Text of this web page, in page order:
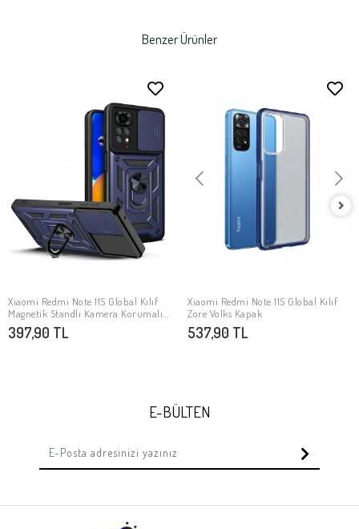
Benzer Ürünler
SEPETE EKLE
Xiaomi Redmi Note 11S Global Kılıf
Magnetik Standlı Kamera Korumalı
Zore Sürgülü Vega Kapak
397,90 TL
SEPETE EKLE
Xiaomi Redmi Note 11S Global Kılıf
Zore Volks Kapak
537,90 TL
E-BÜLTEN